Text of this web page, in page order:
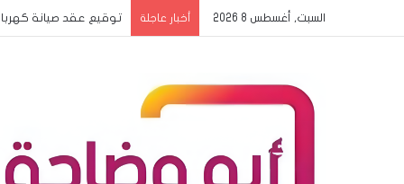
السبت, أغسطس 8 2026 أخبار عاجلة توقيع عقد صيانة كهرباء